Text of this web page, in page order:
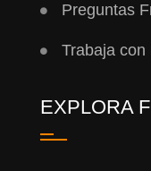
Preguntas
Trabaja con
EXPLORA